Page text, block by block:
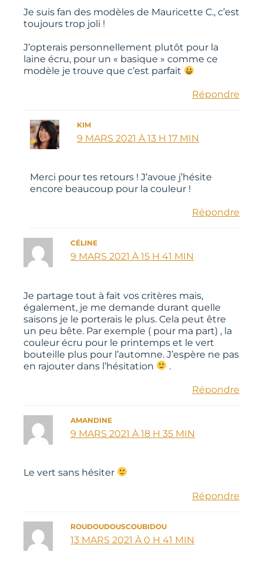
Je suis fan des modèles de Mauricette C., c’est
toujours trop joli !
J’opterais personnellement plutôt pour la
laine écru, pour un « basique » comme ce
modèle je trouve que c’est parfait
Répondre
KIM
9 MARS 2021 À 13 H 17 MIN
Merci pour tes retours ! J’avoue j’hésite
encore beaucoup pour la couleur !
Répondre
CÉLINE
9 MARS 2021 À 15 H 41 MIN
Je partage tout à fait vos critères mais,
également, je me demande durant quelle
saisons je le porterais le plus. Cela peut être
un peu bête. Par exemple ( pour ma part) , la
couleur écru pour le printemps et le vert
bouteille plus pour l’automne. J’espère ne pas
en rajouter dans l’hésitation
.
Répondre
AMANDINE
9 MARS 2021 À 18 H 35 MIN
Le vert sans hésiter
Répondre
ROUDOUDOUSCOUBIDOU
13 MARS 2021 À 0 H 41 MIN